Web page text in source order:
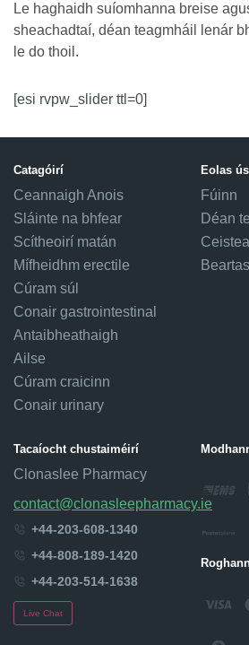
Le haghaidh suíomhanna breise
sheachadtaí, déan teagmháil lenár
le do thoil.
[esi rvpw_slider ttl=0]
Catagóirí
Ceannaigh Anois
Sláinte na bhfear
Scítheoirí matán
Mífheidhm erectile
Cúram súl
Conair gastrointestinal
Antaibheathaigh
Ailse
Cúram craicinn
Conair urinary
Eolas
Fúinn
Déan
Tacaíocht chustaiméirí
Clonaslee Pharmacy
contact@clonasleepharmacy.ie
+44-203-608-1340
+44-808-189-1420
+44-203-514-1638
Live Chat